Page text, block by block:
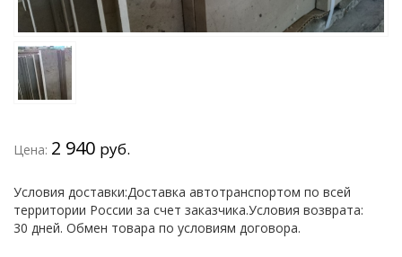
Цена: 2 940 руб.
Условия доставки:Доставка автотранспортом по всей
территории России за счет заказчика.Условия возврата:
30 дней. Обмен товара по условиям договора.